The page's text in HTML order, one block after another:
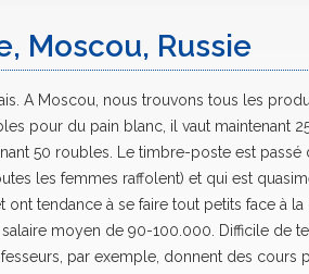
Moscou, Russie
A Moscou, nous trouvons tous les
pour du pain blanc, il vaut maintenant
50 roubles. Le timbre-poste est passé
les femmes raffolent) et qui est
ont tendance à se faire tout petits face à
moyen de 90-100.000. Difficile de
par exemple, donnent des cours